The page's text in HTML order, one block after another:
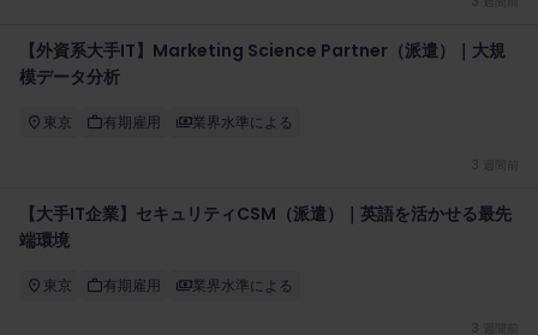
【外資系大手IT】Marketing Science Partner（派遣）｜大規
模データ分析
東京 有期雇用 業界水準による
3 週間前
【大手IT企業】セキュリティCSM（派遣）｜英語を活かせる最先
端環境
東京 有期雇用 業界水準による
3 週間前